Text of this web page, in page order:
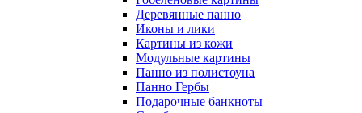
Деревянные панно
Иконы и лики
Картины из кожи
Модульные картины
Панно из полистоуна
Панно Гербы
Подарочные банкноты